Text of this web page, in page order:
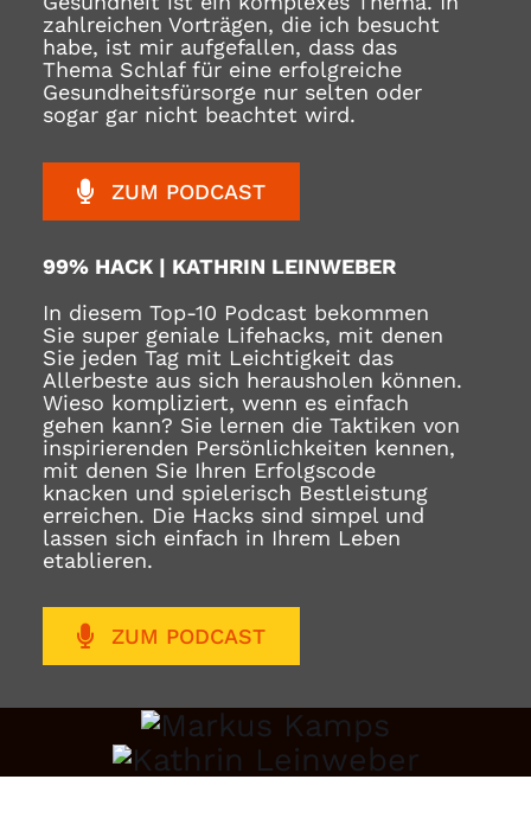
zahlreichen Vorträgen, die ich besucht
habe, ist mir aufgefallen, dass das
Thema Schlaf für eine erfolgreiche
Gesundheitsfürsorge nur selten oder
sogar gar nicht beachtet wird.
ZUM PODCAST
99% HACK | KATHRIN LEINWEBER
In diesem Top-10 Podcast bekommen
Sie super geniale Lifehacks, mit denen
Sie jeden Tag mit Leichtigkeit das
Allerbeste aus sich herausholen können.
Wieso kompliziert, wenn es einfach
gehen kann? Sie lernen die Taktiken von
inspirierenden Persönlichkeiten kennen,
mit denen Sie Ihren Erfolgscode
knacken und spielerisch Bestleistung
erreichen. Die Hacks sind simpel und
lassen sich einfach in Ihrem Leben
etablieren.
ZUM PODCAST